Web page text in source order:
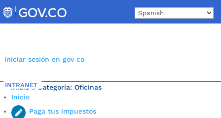
to
content
Iniciar sesión en gov co
INTRANET
Inicio
Paga tus impuestos
Inicio 5 Categoría: Oficinas
Última noticia.